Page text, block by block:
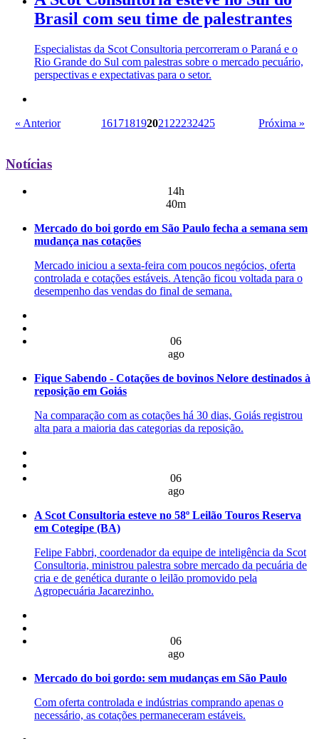
Brasil com seu time de palestrantes
Especialistas da Scot Consultoria percorreram o Paraná e o
Rio Grande do Sul com palestras sobre o mercado pecuário,
perspectivas e expectativas para o setor.
« Anterior 161718192021 22232425 Próxima »
Notícias
14h
40m
Mercado do boi gordo em São Paulo fecha a semana sem
mudança nas cotações
Mercado iniciou a sexta-feira com poucos negócios, oferta
controlada e cotações estáveis. Atenção ficou voltada para o
desempenho das vendas do final de semana.
06
ago
Fique Sabendo - Cotações de bovinos Nelore destinados à
reposição em Goiás
Na comparação com as cotações há 30 dias, Goiás registrou
alta para a maioria das categorias da reposição.
06
ago
A Scot Consultoria esteve no 58º Leilão Touros Reserva
em Cotegipe (BA)
Felipe Fabbri, coordenador da equipe de inteligência da Scot
Consultoria, ministrou palestra sobre mercado da pecuária de
cria e de genética durante o leilão promovido pela
Agropecuária Jacarezinho.
06
ago
Mercado do boi gordo: sem mudanças em São Paulo
Com oferta controlada e indústrias comprando apenas o
necessário, as cotações permaneceram estáveis.